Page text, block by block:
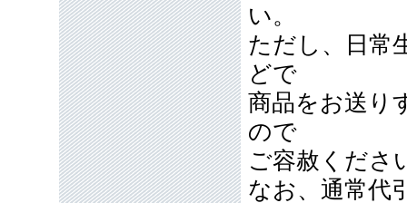
い。
ただし、日常
どで
商品をお送り
ので
ご容赦くださ
なお、通常代